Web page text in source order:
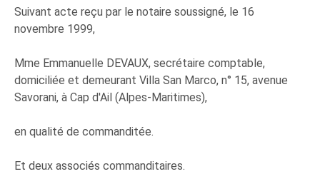
Suivant acte reçu par le notaire soussigné, le 16
novembre 1999,
Mme Emmanuelle DEVAUX, secrétaire comptable,
domiciliée et demeurant Villa San Marco, n° 15, avenue
Savorani, à Cap d'Ail (Alpes-Maritimes),
en qualité de commanditée.
Et deux associés commanditaires.